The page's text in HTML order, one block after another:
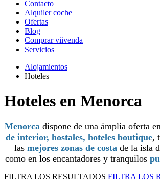
Contacto
Alquiler coche
Ofertas
Blog
Comprar viivenda
Servicios
Alojamientos
Hoteles
Hoteles en Menorca
Menorca dispone de una ámplia oferta
de interior, hostales, hoteles boutique,
las mejores zonas de costa de la isla
como en los encantadores y tranquilos
FILTRA LOS RESULTADOS FILTRA LOS